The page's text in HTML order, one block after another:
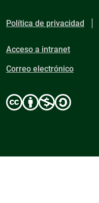
Política de privacidad
Acceso a intranet
Correo electrónico